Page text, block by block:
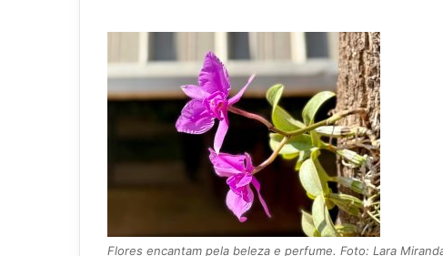
Flores encantam pela beleza e perfume. Foto: Lara